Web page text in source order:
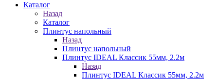
Каталог
Назад
Каталог
Плинтус напольный
Назад
Плинтус напольный
Плинтус IDEAL Классик 55мм, 2.2м
Назад
Плинтус IDEAL Классик 55мм, 2.2м